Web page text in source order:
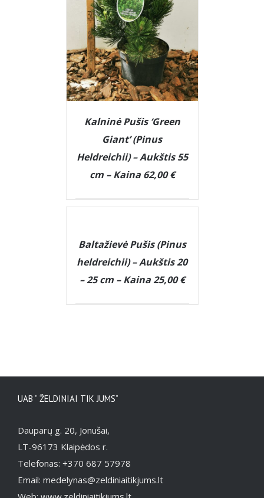
Kalninė Pušis ‘Green
Giant’ (Pinus
Heldreichii) – Aukštis 55
cm – Kaina 62,00 €
Baltažievė Pušis (Pinus
heldreichii) – Aukštis 20
– 25 cm – Kaina 25,00 €
UAB ” ŽELDINIAI TIK JUMS”
Dauparų g. 20, Jonušai,
LT-96173 Klaipėdos r.
Telefonas: +370 687 57978
Email: medelynas@zeldiniaitikjums.lt